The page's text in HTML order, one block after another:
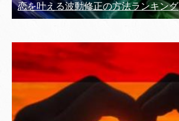
恋を叶える波動修正の方法ランキング